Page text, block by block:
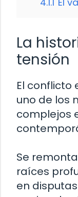
La
tensión
El conflicto
uno de los
complejos
Se
raíces
en